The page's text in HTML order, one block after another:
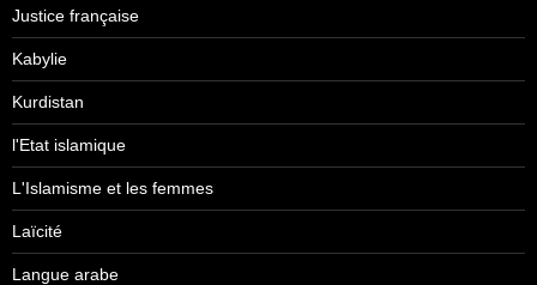
Justice française
Kabylie
Kurdistan
l'Etat islamique
L'Islamisme et les femmes
Laïcité
Langue arabe